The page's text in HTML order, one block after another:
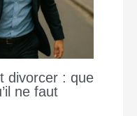
divorcer : que
ne faut